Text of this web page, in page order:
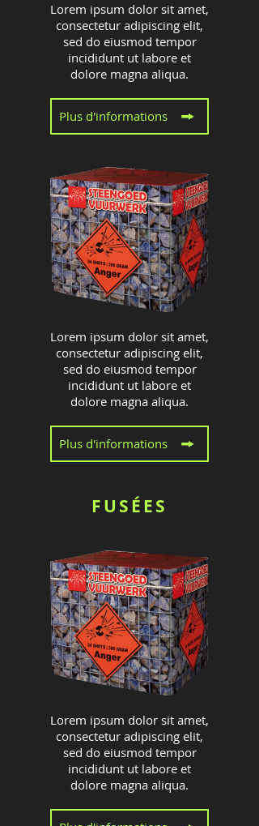
Lorem ipsum dolor sit amet,
consectetur adipiscing elit,
sed do eiusmod tempor
incididunt ut labore et
dolore magna aliqua.
Plus d'informations
Lorem ipsum dolor sit amet,
consectetur adipiscing elit,
sed do eiusmod tempor
incididunt ut labore et
dolore magna aliqua.
Plus d'informations
FUSÉES
Lorem ipsum dolor sit amet,
consectetur adipiscing elit,
sed do eiusmod tempor
incididunt ut labore et
dolore magna aliqua.